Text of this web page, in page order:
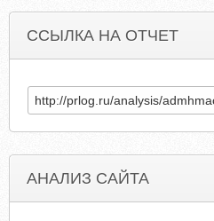
ССЫЛКА НА ОТЧЕТ
АНАЛИЗ САЙТА